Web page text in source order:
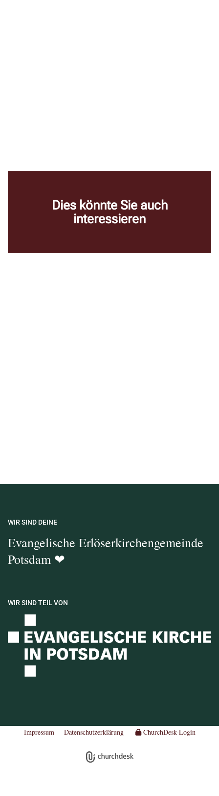
Dies könnte Sie auch
interessieren
WIR SIND DEINE
Evangelische Erlöserkirchengemeinde
Potsdam ❤
WIR SIND TEIL VON
Impressum Datenschutzerklärung ChurchDesk-Login